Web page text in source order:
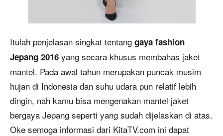
Itulah penjelasan singkat tentang gaya fashion
Jepang 2016 yang secara khusus membahas jaket
mantel. Pada awal tahun merupakan puncak musim
hujan di Indonesia dan suhu udara pun relatif lebih
dingin, nah kamu bisa mengenakan mantel jaket
bergaya Jepang seperti yang sudah dijelaskan di atas.
Oke semoga informasi dari KitaTV.com ini dapat